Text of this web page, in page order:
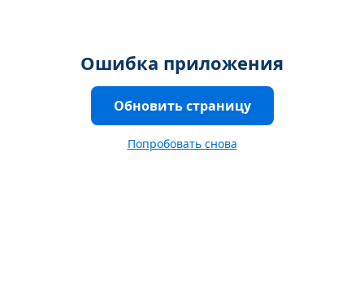
Ошибка приложения
Обновить страницу
Попробовать снова